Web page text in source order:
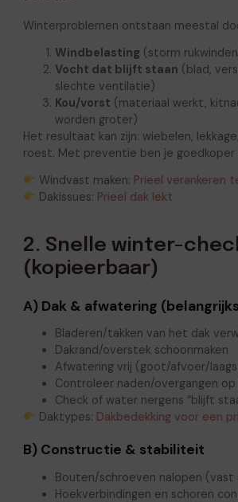
Winterproblemen ontstaan meestal
Windbelasting (storm
Vocht dat blijft staan (blad,
slechte ventilatie)
Kou/vorst (materiaal werkt,
worden groter)
Het resultaat kan zijn: wiebelen,
roest. Met preventie ben je goedkoper
Windvast maken: Prieel verankeren
Dakissues: Prieel dak lekt
2. Snelle winter-
(kopieerbaar)
A) Dak & afwatering
Bladeren/takken van het dak
Dakrand/overstek schoonmaken
Afwatering vrij (goot/afvoer/
Controleer naden/overgangen
Check of water nergens “blijft
Daktypes: Dakbedekking voor een
B) Constructie & stabiliteit
Bouten/schroeven nalopen (vast
Hoekverbindingen en schoren